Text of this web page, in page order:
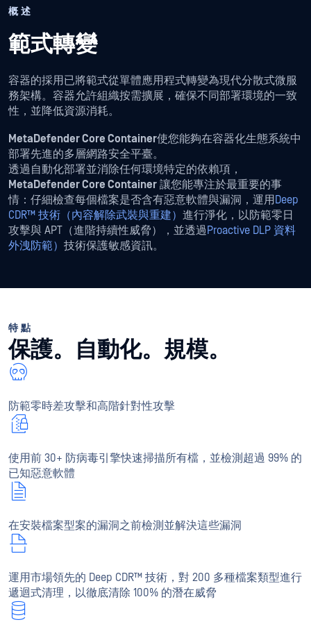
概述
範式轉變
容器的採用已將範式從單體應用程式轉變為現代分散式微服
務架構。容器允許組織按需擴展，確保不同部署環境的一致
性，並降低資源消耗。
MetaDefender Core Container使您能夠在容器化生態系統中
部署先進的多層網路安全平臺。
透過自動化部署並消除任何環境特定的依賴項，
MetaDefender Core Container 讓您能專注於最重要的事
情：仔細檢查每個檔案是否含有惡意軟體與漏洞，運用 Deep
CDR™ 技術（內容解除武裝與重建） 進行淨化，以防範零日
攻擊與 APT（進階持續性威脅），並透過 Proactive DLP 資料
外洩防範） 技術保護敏感資訊。
特點
保護。自動化。規模。
防範零時差攻擊和高階針對性攻擊
使用前 30+ 防病毒引擎快速掃描所有檔，並檢測超過 99% 的
已知惡意軟體
在安裝檔案型案的漏洞之前檢測並解決這些漏洞
運用市場領先的 Deep CDR™ 技術，對 200 多種檔案類型進行
遞迴式清理，以徹底清除 100% 的潛在威脅